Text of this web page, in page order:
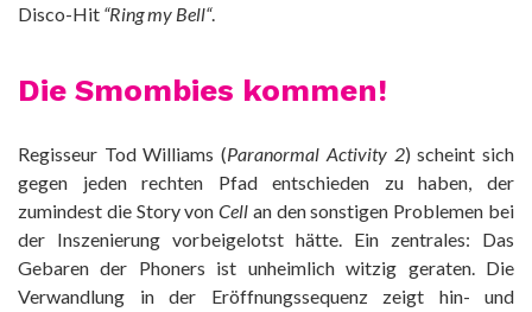
Disco-Hit “Ring my Bell“.
Die Smombies kommen!
Regisseur Tod Williams (Paranormal Activity 2) scheint sich
gegen jeden rechten Pfad entschieden zu haben, der
zumindest die Story vonCell an den sonstigen Problemen bei
der Inszenierung vorbeigelotst hätte. Ein zentrales: Das
Gebaren der Phoners ist unheimlich witzig geraten. Die
Verwandlung in der Eröffnungssequenz zeigt hin- und